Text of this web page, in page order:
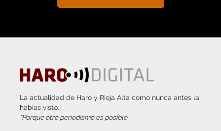
La actualidad de Haro y Rioja Alta como nunca antes la
habías visto.
“Porque otro periodismo es posible.”